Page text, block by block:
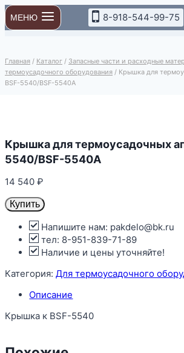
Перейти
к
содержимому
МЕНЮ 8-918-544-99-75
Главная / Каталог / Запасные части и расходные
термоусадочного оборудования / Крышка для
BSF-5540/BSF-5540A
Крышка для термоусадочных
5540/BSF-5540A
14 540₽
Купить
Напишите нам: pakdelo@bk.ru
тел: 8-951-839-71-89
Наличие и цены уточняйте!
Категория:Для термоусадочного
Описание
Крышка к BSF-5540